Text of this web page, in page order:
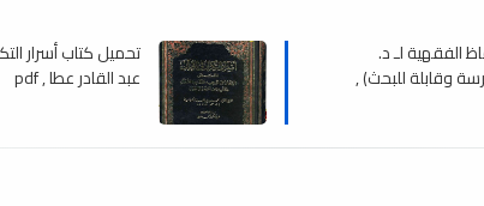
الفقهية لـ د.
وقابلة للبحث) ,
تحميل كتاب أسرار
عبد القادر عطا , pdf